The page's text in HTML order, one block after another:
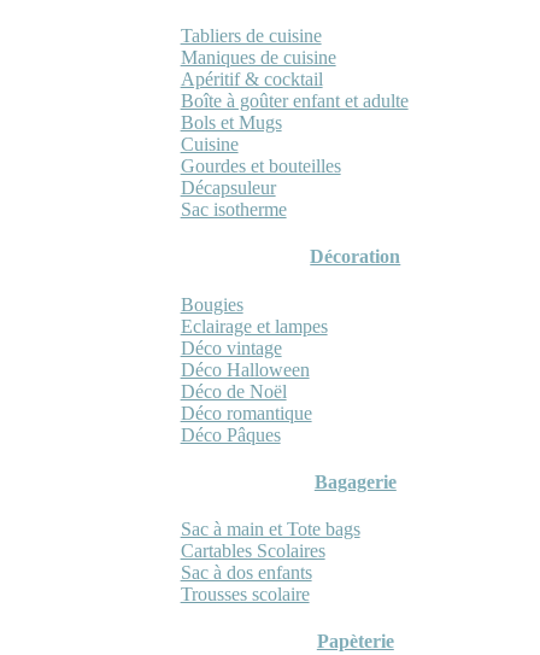
Tabliers de cuisine
Maniques de cuisine
Apéritif & cocktail
Boîte à goûter enfant et adulte
Bols et Mugs
Cuisine
Gourdes et bouteilles
Décapsuleur
Sac isotherme
Décoration
Bougies
Eclairage et lampes
Déco vintage
Déco Halloween
Déco de Noël
Déco romantique
Déco Pâques
Bagagerie
Sac à main et Tote bags
Cartables Scolaires
Sac à dos enfants
Trousses scolaire
Papèterie